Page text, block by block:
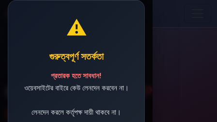
⚠️
গুরুত্বপূর্ণ সতর্কতা
প্রতারক হতে সাবধান!
ওয়েবসাইটের বাইরে কেউ লেনদেন করবেন না।
লেনদেন করলে কর্তৃপক্ষ দায়ী থাকবে না।
Complete yourAPP
purchase